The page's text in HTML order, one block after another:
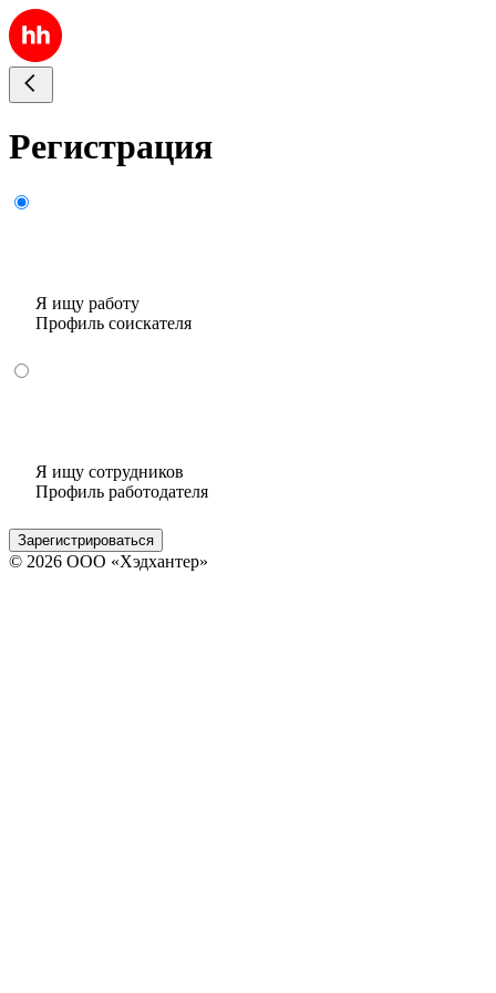
Регистрация
Я ищу работу
Профиль соискателя
Я ищу сотрудников
Профиль работодателя
Зарегистрироваться
© 2026 ООО «Хэдхантер»